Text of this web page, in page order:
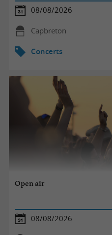
08/08/2026
Capbreton
Concerts
Open air
08/08/2026